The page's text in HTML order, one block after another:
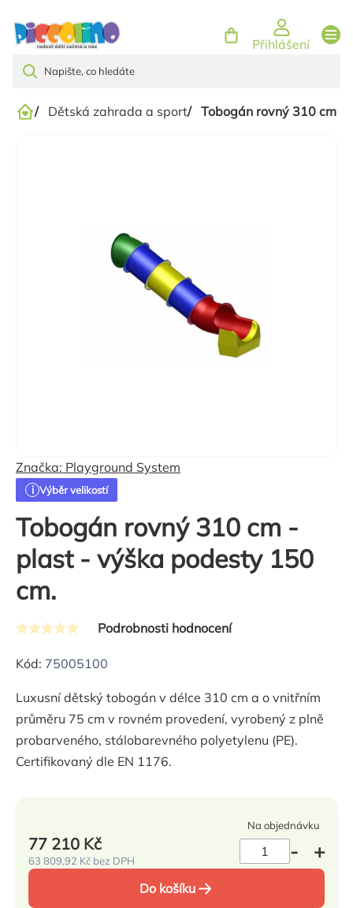
Přihlášení
Domů
/ Dětská zahrada a sport/ Tobogán rovný 310 cm -
Tobogán rovný 310 cm -
plast - výška podesty 150
cm.
Výběr velikostí
Průměrné
hodnocení
je
0,0
z
5
Podrobnosti hodnocení
Značka: Playground System
Kód: 75005100
Luxusní dětský tobogán v délce 310 cm a o vnitřním
průměru 75 cm v rovném provedení, vyrobený z plně
probarveného, stálobarevného polyetylenu (PE).
Certifikovaný dle EN 1176.
Na objednávku
77 210 Kč
63 809,92 Kč bez DPH
Měrná
cena:
Do košíku